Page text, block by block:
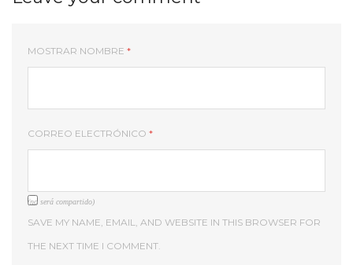
MOSTRAR NOMBRE *
CORREO ELECTRÓNICO *
(no será compartido)
SAVE MY NAME, EMAIL, AND WEBSITE IN THIS BROWSER FOR
THE NEXT TIME I COMMENT.